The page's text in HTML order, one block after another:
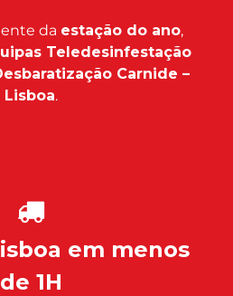
da estação do ano,
Teledesinfestação
Carnide –
Lisboa.
em menos
de 1H